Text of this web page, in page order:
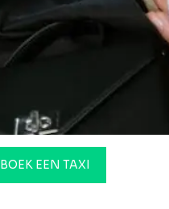
BOEK EEN TAXI